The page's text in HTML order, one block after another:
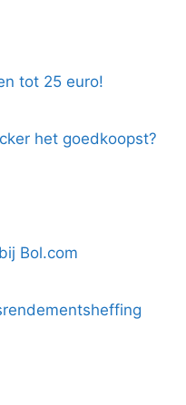
tot 25 euro!
het goedkoopst?
Bol.com